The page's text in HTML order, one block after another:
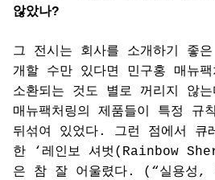
않았나?
그 전시는 회사를 소개하기 좋
개할 수만 있다면 민구홍 매뉴팩
소환되는 것도 별로 꺼리지 않
매뉴팩처링의 제품들이 특정 규
뒤섞여 있었다. 그런 점에서 큐
한 ‘레인보 셔벗(Rainbow
은 참 잘 어울렸다. (“실용성,